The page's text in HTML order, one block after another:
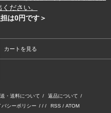
ださい。
は0円です＞
カートを見る
・送料について / 返品について /
バシーポリシー / / / RSS / ATOM